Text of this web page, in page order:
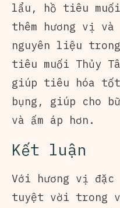
lẩu, hồ tiêu muối
thêm hương vị và
nguyên liệu
tiêu muối Thủy
giúp tiêu hóa tốt
bụng, giúp cho
và ấm áp hơn.
Kết luận
Với hương vị
tuyệt vời trong